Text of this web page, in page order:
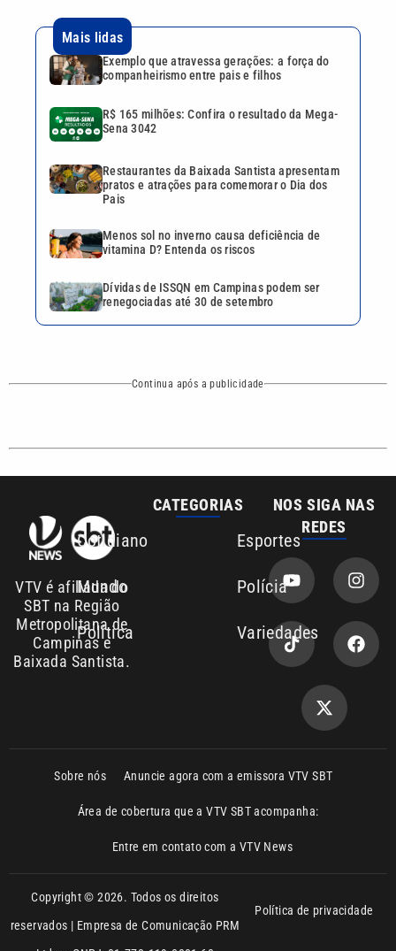
vitamina D? Entenda os riscos
Dívidas de ISSQN em Campinas podem ser
renegociadas até 30 de setembro
Continua após a publicidade
VTV é afiliada do
CATEGORIAS
Mundo Polícia
NOS SIGA NAS
Anuncie agora com a emissora VTV SBT
Área de cobertura que a VTV SBT acompanha:
Entre em contato com a VTV News
Copyright © 2026. Todos os direitos
reservados | Empresa de Comunicação PRM
Política de privacidade